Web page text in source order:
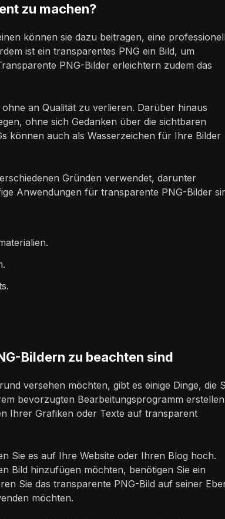
zu machen?
können sie dazu beitragen, eine
ist ein transparentes PNG ein Bild, um
PNG-Bilder erleichtern zudem das
an Qualität zu verlieren. Darüber hinaus
ohne sich Gedanken über die sichtbaren
können auch als Wasserzeichen für Ihre Bilder
Gründen verwendet, darunter
Anwendungen für transparente PNG-Bilder
Bildern zu beachten sind
versehen möchten, gibt es einige Dinge, die
bevorzugten Bearbeitungsprogramm
Ihrer Grafiken oder Texte auf transparent
Sie es auf Ihre Website oder Ihren Blog hoch.
Bild hinzufügen möchten, benötigen Sie ein
Sie das transparente PNG-Bild auf seiner
möchten.